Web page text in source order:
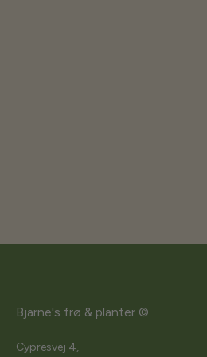
Bjarne's frø & planter ©
Cypresvej 4,